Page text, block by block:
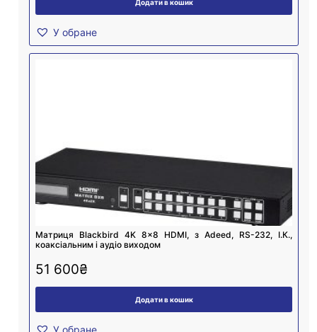
Додати в кошик
У обране
Матриця Blackbird 4K 8×8 HDMI, з Adeed, RS-232, І.К.,
коаксіальним і аудіо виходом
51 600₴
Додати в кошик
У обране